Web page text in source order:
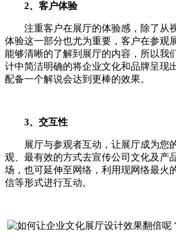
2、客户体验
注重客户在展厅的体验感，除了从
体验这一部分也尤为重要，客户在参观
能够清晰的了解到展厅的内容，所以我
计中简洁明确的将企业文化和品牌呈现
配备一个解说会达到更棒的效果。
3、交互性
展厅与参观者互动，让展厅成为您
观、最有效的方式去宣传公司文化及产
场，也可延伸至网络，利用现网络最火
信等形式进行互动。